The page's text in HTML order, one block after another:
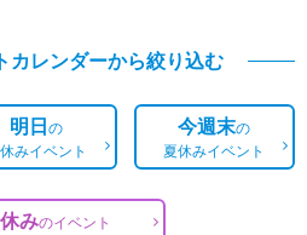
カレンダーから絞り込む
明日の
みイベント
今週末の
夏休みイベント
みのイベント